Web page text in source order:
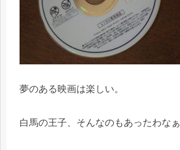
夢のある映画は楽しい。
白馬の王子、そんなのもあったわなぁ